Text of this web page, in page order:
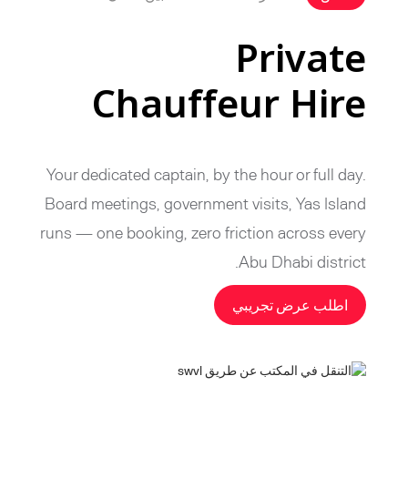
Private
Chauffeur Hire
Your dedicated captain, by the hour or full day.
Board meetings, government visits, Yas Island
runs — one booking, zero friction across every
Abu Dhabi district.
اطلب عرض تجريبي